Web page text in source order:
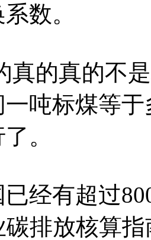
数。
真的真的不
一吨标煤等
。
经有超过
碳排放核算